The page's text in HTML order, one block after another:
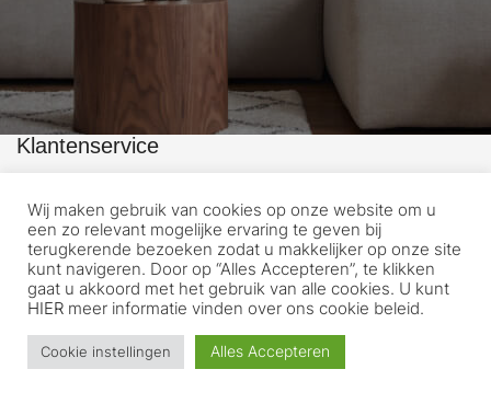
Klantenservice
WebShop
Mijn account
Afrekenen
Winkelwagen
Wij maken gebruik van cookies op onze website om u
een zo relevant mogelijke ervaring te geven bij
terugkerende bezoeken zodat u makkelijker op onze site
kunt navigeren. Door op “Alles Accepteren”, te klikken
gaat u akkoord met het gebruik van alle cookies. U kunt
HIER meer informatie vinden over ons cookie beleid.
Cookie instellingen Alles Accepteren